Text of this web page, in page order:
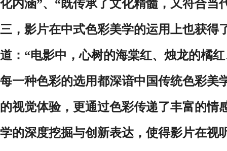
化内涵”、“既传承了文化精髓，又符合当
三，影片在中式色彩美学的运用上也获得
道：“电影中，心树的海棠红、烛龙的橘
每一种色彩的选用都深谙中国传统色彩美
的视觉体验，更通过色彩传递了丰富的情
学的深度挖掘与创新表达，使得影片在视